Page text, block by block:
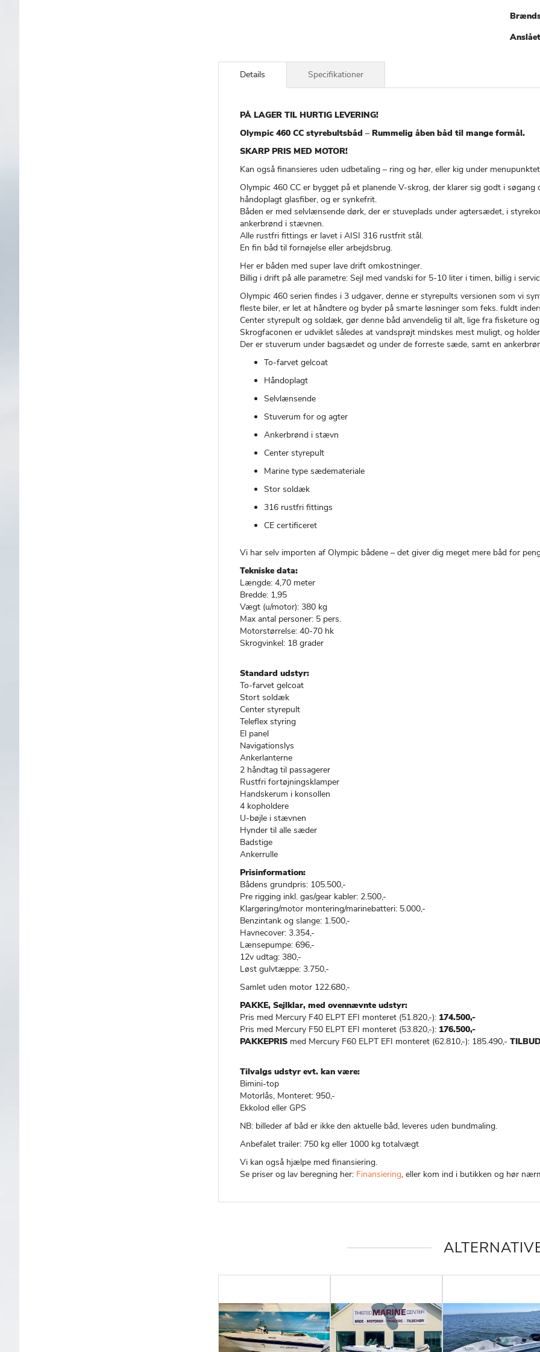
Details
PÅ LAGER TIL HURTIG LEVERING!
Olympic 460 CC styrebultsbåd – Rummelig åben båd til mange formål.
SKARP PRIS MED MOTOR!
Kan også finansieres uden udbetaling – ring og hør, eller kig under
Olympic 460 CC er bygget på et planende V-skrog, der klarer sig godt i
håndoplagt glasfiber, og er synkefrit.
Båden er med selvlænsende dørk, der er stuveplads under agtersædet, i
ankerbrønd i stævnen.
Alle rustfri fittings er lavet i AISI 316 rustfrit stål.
En fin båd til fornøjelse eller arbejdsbrug.
Her er båden med super lave drift omkostninger.
Billig i drift på alle parametre: Sejl med vandski for 5-10 liter i timen, billig i
Olympic 460 serien findes i 3 udgaver, denne er styrepults versionen som vi
fleste biler, er let at håndtere og byder på smarte løsninger som feks. fuldt
Center styrepult og soldæk, gør denne båd anvendelig til alt, lige fra fisketure
Skrogfaconen er udviklet således at vandsprøjt mindskes mest muligt, og
Der er stuverum under bagsædet og under de forreste sæde, samt en
To-farvet gelcoat
Håndoplagt
Selvlænsende
Stuverum for og agter
Ankerbrønd i stævn
Center styrepult
Marine type sædemateriale
Stor soldæk
316 rustfri fittings
CE certificeret
Vi har selv importen af Olympic bådene – det giver dig meget mere båd for
Tekniske data:
Længde: 4,70 meter
Bredde: 1,95
Vægt (u/motor): 380 kg
Max antal personer: 5 pers.
Motorstørrelse: 40-70 hk
Skrogvinkel: 18 grader
Standard udstyr:
To-farvet gelcoat
Stort soldæk
Center styrepult
Teleflex styring
El panel
Navigationslys
Ankerlanterne
2 håndtag til passagerer
Rustfri fortøjningsklamper
Handskerum i konsollen
4 kopholdere
U-bøjle i stævnen
Hynder til alle sæder
Badstige
Ankerrulle
Prisinformation:
Bådens grundpris: 105.500,-
Pre rigging inkl. gas/gear kabler: 2.500,-
Klargøring/motor montering/marinebatteri: 5.000,-
Benzintank og slange: 1.500,-
Havnecover: 3.354,-
Lænsepumpe: 696,-
12v udtag: 380,-
Løst gulvtæppe: 3.750,-
Samlet uden motor 122.680,-
PAKKE, Sejlklar, med ovennævnte udstyr:
Pris med Mercury F40 ELPT EFI monteret (51.820,-): 174.500,-
Pris med Mercury F50 ELPT EFI monteret (53.820,-): 176.500,-
PAKKEPRIS med Mercury F60 ELPT EFI monteret (62.810,-): 185.490,-
Tilvalgs udstyr evt. kan være:
Bimini-top
Motorlås, Monteret: 950,-
Ekkolod eller GPS
NB: billeder af båd er ikke den aktuelle båd, leveres uden bundmaling.
Anbefalet trailer: 750 kg eller 1000 kg totalvægt
Vi kan også hjælpe med finansiering.
Se priser og lav beregning her: Finansiering, eller kom ind i butikken og hør
Specifikationer